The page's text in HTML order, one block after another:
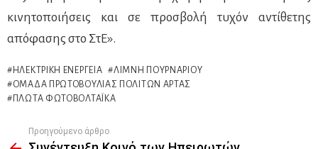
κινητοποιήσεις και σε προσβολή τυχόν αντίθετης
απόφασης στο ΣτΕ».
ΗΛΕΚΤΡΙΚΉ ΕΝΈΡΓΕΙΑ
ΛΊΜΝΗ ΠΟΥΡΝΑΡΊΟΥ
ΟΜΆΔΑ ΠΡΩΤΟΒΟΥΛΊΑΣ ΠΟΛΙΤΏΝ ΆΡΤΑΣ
ΠΛΩΤΆ ΦΩΤΟΒΟΛΤΑΪΚΆ
more
Προηγούμενο άρθρο